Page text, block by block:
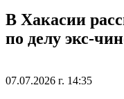
В Хакасии
по делу экс-
07.07.2026 г. 14:35